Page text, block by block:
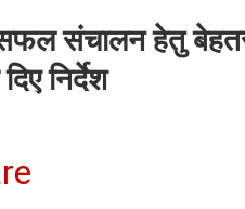
संचालन हेतु
निर्देश